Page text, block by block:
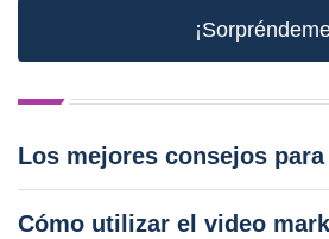
Los mejores consejos
Cómo utilizar el video